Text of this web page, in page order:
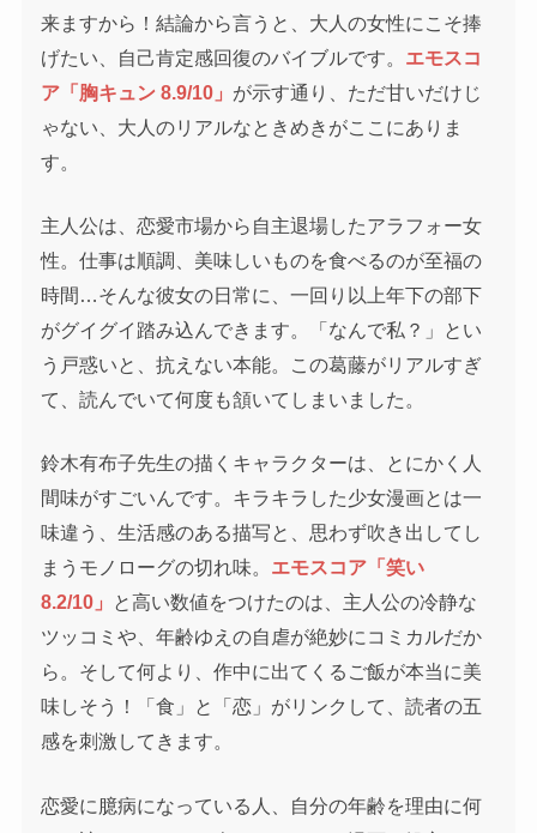
来ますから！結論から言うと、大人の女性にこそ捧
げたい、自己肯定感回復のバイブルです。 エモスコ
ア「胸キュン 8.9/10」 が示す通り、ただ甘いだけじ
ゃない、大人のリアルなときめきがここにありま
す。
主人公は、恋愛市場から自主退場したアラフォー女
性。仕事は順調、美味しいものを食べるのが至福の
時間…そんな彼女の日常に、一回り以上年下の部下
がグイグイ踏み込んできます。「なんで私？」とい
う戸惑いと、抗えない本能。この葛藤がリアルすぎ
て、読んでいて何度も頷いてしまいました。
鈴木有布子先生の描くキャラクターは、とにかく人
間味がすごいんです。キラキラした少女漫画とは一
味違う、生活感のある描写と、思わず吹き出してし
まうモノローグの切れ味。 エモスコア「笑い
8.2/10」
と高い数値をつけたのは、主人公の冷静な
ツッコミや、年齢ゆえの自虐が絶妙にコミカルだか
ら。そして何より、作中に出てくるご飯が本当に美
味しそう！「食」と「恋」がリンクして、読者の五
感を刺激してきます。
恋愛に臆病になっている人、自分の年齢を理由に何